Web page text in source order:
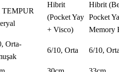
TEMPUR
Hibrit
(Pocket Yay
+ Visco)
Hibrit
Pocket
Memory
Orta-
6/10, Orta 6/10,